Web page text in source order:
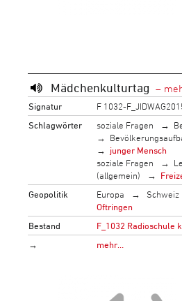
Mädchenkulturtag
Signatur
F 1032-
Schlagwörter
soziale Fragen
junger Mensch
soziale Fragen
(allgemein)
Geopolitik
Europa Schweiz
Oftringen
Bestand
F_1032 Radioschule
→
mehr…